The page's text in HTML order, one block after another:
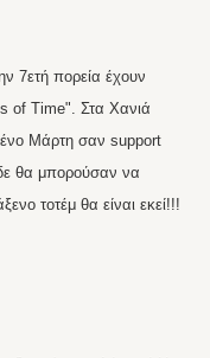
7ετή πορεία έχουν
of Time". Στα Χανιά
Μάρτη σαν support
θα μπορούσαν να
τοτέμ θα είναι εκεί!!!